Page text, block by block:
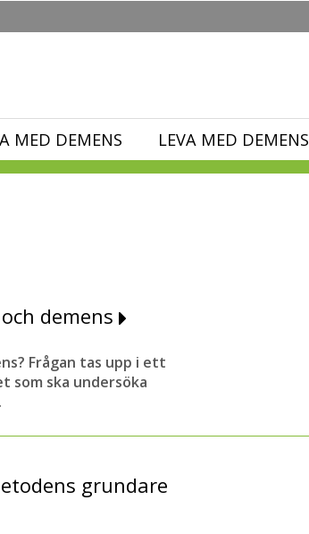
MED DEMENS LEVA MED DEMENS
demens
Frågan tas upp i ett
som ska undersöka
grundare